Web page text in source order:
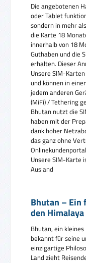
Die angebotenen
oder Tablet
sondern in mehr
die Karte 18
innerhalb von 18
Guthaben und die
erhalten. Dieser
Unsere SIM-
und können in
jedem anderen
(MiFi) / Tethering
Bhutan nutzt die
haben mit der
dank hoher
das ganz ohne
Unsere SIM-Karte
Ausland
Bhutan – Ein
den Himalaya
Bhutan, ein
bekannt für seine
einzigartige
Land zieht